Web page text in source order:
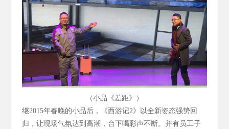
（小品《差距》）
继2015年春晚的小品后，《西游记2》以全新姿态强势回
归，让现场气氛达到高潮，台下喝彩声不断。并有员工子